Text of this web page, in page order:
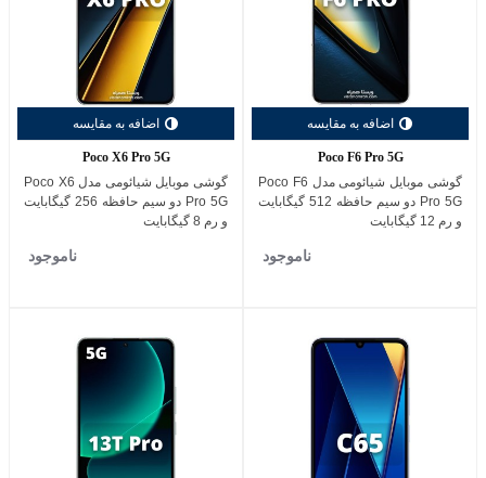
اضافه به مقایسه
Poco F6 Pro 5G
گوشی موبایل شیائومی مدل Poco F6
Pro 5G دو سیم حافظه 512 گیگابایت
و رم 12 گیگابایت
ناموجود
اضافه به مقایسه
Poco X6 Pro 5G
گوشی موبایل شیائومی مدل Poco X6
Pro 5G دو سیم حافظه 256 گیگابایت
و رم 8 گیگابایت
ناموجود